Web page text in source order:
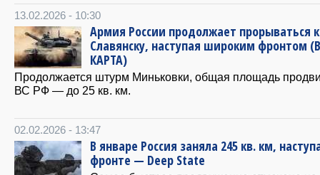
13.02.2026 - 10:30
Армия России продолжает прорываться к
Славянску, наступая широким фронтом
КАРТА)
Продолжается штурм Миньковки, общая площадь
ВС РФ — до 25 кв. км.
02.02.2026 - 13:47
В январе Россия заняла 245 кв. км,
фронте — Deep State